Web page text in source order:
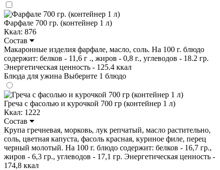
Фарфале 700 гр. (контейнер 1 л)
Ккал: 876
Состав
Макаронные изделия фарфале, масло, соль. На 100 г. блюдо
содержит: белков - 11,6 г ., жиров - 0,8 г., углеводов - 18.2 гр.
Энергетическая ценность - 125.4 ккал
Блюда для ужина Выберите 1 блюдо
Греча с фасолью и курочкой 700 гр (контейнер 1 л)
Ккал: 1222
Состав
Крупа гречневая, морковь, лук репчатый, масло растительно,
соль, цветная капуста, фасоль красная, куриное филе, перец
черный молотый. На 100 г. блюдо содержит: белков - 16,7 гр.,
жиров - 6,3 гр., углеводов - 17,1 гр. Энергетическая ценность -
174,8 ккал